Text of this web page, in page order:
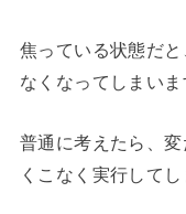
焦っている状態だ
なくなってしまいま
普通に考えたら、
くこなく実行してし